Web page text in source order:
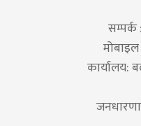
कार्यालय:
जनधारणा